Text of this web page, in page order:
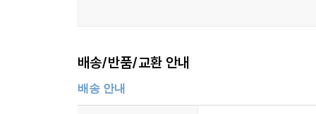
배송/반품/교환 안내
배송 안내